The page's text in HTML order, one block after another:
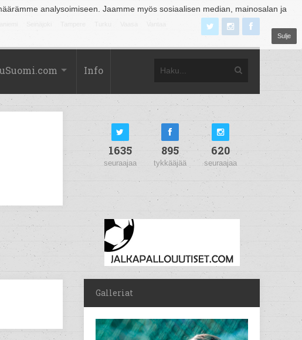
analysoimiseen. Jaamme myös sosiaalisen median, mainosalan ja
Sulje
Info
1635
seuraajaa
895
tykkääjää
620
seuraajaa
Galleriat